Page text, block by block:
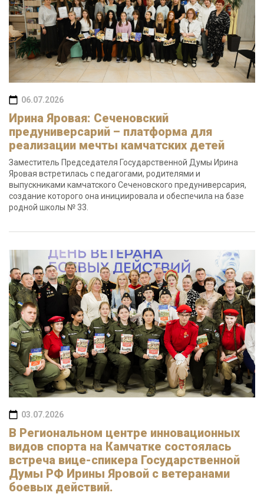
06.07.2026
Ирина Яровая: Сеченовский
предуниверсарий – платформа для
реализации мечты камчатских детей
Заместитель Председателя Государственной Думы Ирина
Яровая встретилась с педагогами, родителями и
выпускниками камчатского Сеченовского предуниверсария,
создание которого она инициировала и обеспечила на базе
родной школы № 33.
03.07.2026
В Региональном центре инновационных
видов спорта на Камчатке состоялась
встреча вице-спикера Государственной
Думы РФ Ирины Яровой с ветеранами
боевых действий.